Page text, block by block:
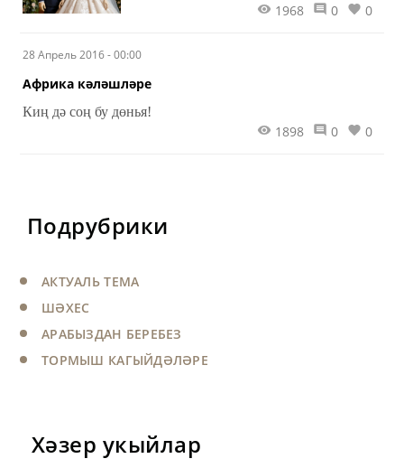
яңа гаилә кору уңаеннан зурлап
кызыл туй! Һәр кыз бала үзенең
1968 0 0
28 Апрель 2016 - 00:00
Африка кәләшләре
Киң дә соң бу дөнья!
1898 0 0
Подрубрики
АКТУАЛЬ ТЕМА
ШӘХЕС
АРАБЫЗДАН БЕРЕБЕЗ
ТОРМЫШ КАГЫЙДӘЛӘРЕ
Хәзер укыйлар